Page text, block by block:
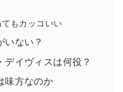
もカッコいい
いない？
デイヴィスは何役？
味方なのか